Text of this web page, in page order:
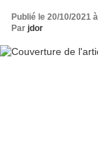
Publié le 20/10/2021
Par jdor